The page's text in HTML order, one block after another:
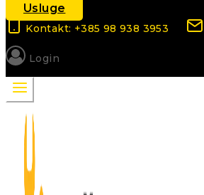
Usluge
Kontakt: +385 98 938 3953
Login